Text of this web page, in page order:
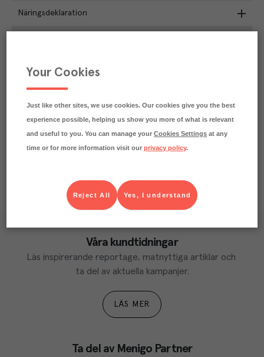
Näringsdeklaration
Varje kilo av varan påverkar klimatet motsvarande
utsläppen av 17.9 kg koldioxid.
Läs mer om hur vi beräknar klimatavtryck
Våra kundtidningar
Läs inspirerande reportage, matnyttiga artiklar och
ta del av aktuella kampanjer.
LÄS MER
Ta del av Menigo Partner
Your Cookies
Just like other sites, we use cookies. Our cookies give you the best
experience possible, helping us show you more of what is relevant
and useful to you. You can manage yourCookies Settings at any
time or for more information visit ourprivacy policy.
Yes, I understand
Reject All